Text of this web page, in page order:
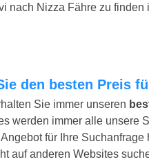
nach Nizza Fähre zu
den besten Preis
Sie immer unseren
werden immer alle unsere
für Ihre
auf anderen Websites